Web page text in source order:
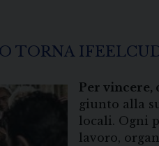
TORNA
Per vincere,
giunto alla
locali. Ogni
lavoro,